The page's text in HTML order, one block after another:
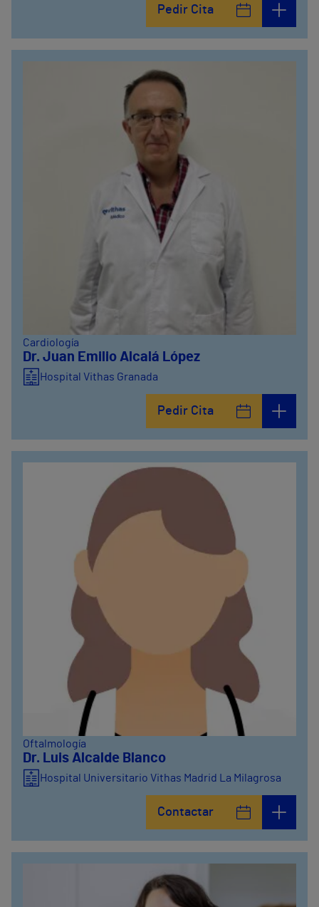
Pedir Cita
Cardiología
Dr. Juan Emilio Alcalá López
Hospital Vithas Granada
Pedir Cita
Oftalmología
Dr. Luis Alcalde Blanco
Hospital Universitario Vithas Madrid La Milagrosa
Contactar